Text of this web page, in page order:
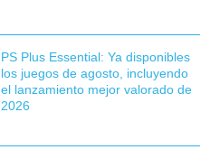
PS Plus Essential: Ya disponibles
los juegos de agosto, incluyendo
el lanzamiento mejor valorado de
2026